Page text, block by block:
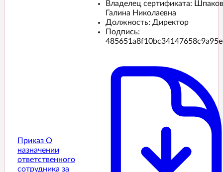
Владелец сертификата:
Галина Николаевна
Должность: Директор
Подпись:
Приказ О
назначении
ответственного
сотрудника за